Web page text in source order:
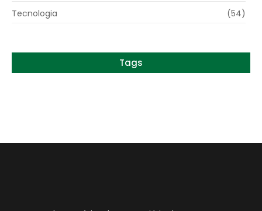
Tecnologia
(54)
Tags